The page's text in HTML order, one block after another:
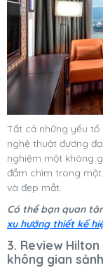
Tất cả những yếu
nghệ thuật đương
nghiệm một không
đắm chìm trong
và đẹp mắt.
Có thể bạn quan
xu hướng thiết kế
3. Review
không gian